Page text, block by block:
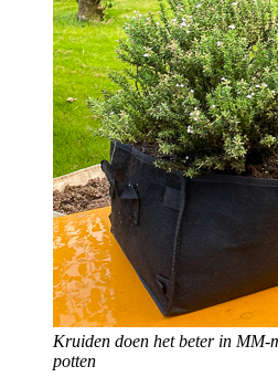
Kruiden doen het beter in MM-
potten